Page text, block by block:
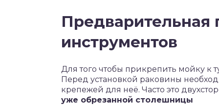
Предварительная
инструментов
Для того чтобы прикрепить мойку к
Перед установкой раковины
крепежей для неё. Часто это
уже обрезанной столешницы